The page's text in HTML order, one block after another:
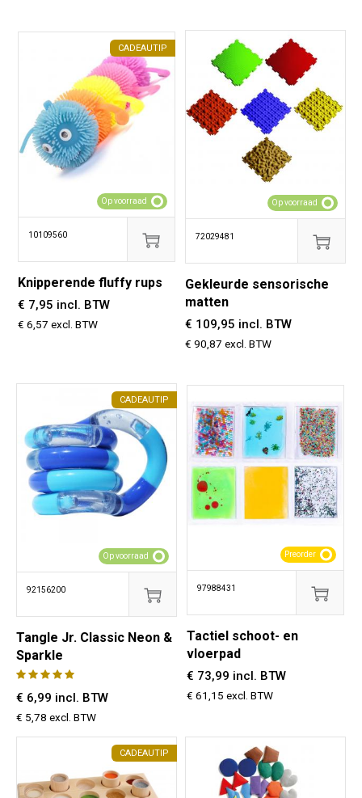
CADEAUTIP
10109560
Op voorraad
Knipperende fluffy rups
€ 7,95 incl. BTW
€ 6,57 excl. BTW
72029481
Op voorraad
Gekleurde sensorische
matten
€ 109,95 incl. BTW
€ 90,87 excl. BTW
CADEAUTIP
92156200
Op voorraad
Tangle Jr. Classic Neon &
Sparkle
€ 6,99 incl. BTW
€ 5,78 excl. BTW
97988431
Preorder
Tactiel schoot- en
vloerpad
€ 73,99 incl. BTW
€ 61,15 excl. BTW
CADEAUTIP